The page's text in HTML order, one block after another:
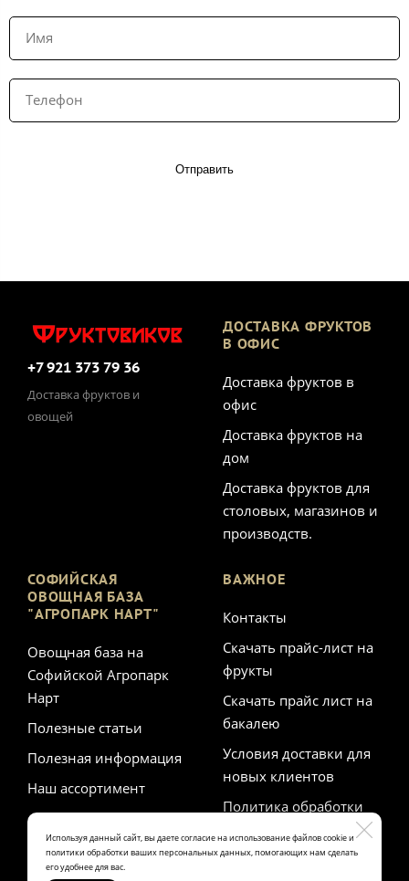
Используя данный сайт, вы даете согласие на использование файлов cookie и
политики обработки ваших персональных данных, помогающих нам сделать
его удобнее для вас.
Отправить
+7 921 373 79 36
Доставка фруктов и
овощей
ДОСТАВКА ФРУКТОВ
В ОФИС
Доставка фруктов в
офис
Доставка фруктов на
дом
Доставка фруктов для
столовых, магазинов и
производств.
СОФИЙСКАЯ
ОВОЩНАЯ БАЗА
"АГРОПАРК НАРТ"
Овощная база на
Софийской Агропарк
Нарт
Полезные статьи
Полезная информация
Наш ассортимент
ВАЖНОЕ
Контакты
Скачать прайс-лист на
фрукты
Скачать прайс лист на
бакалею
Условия доставки для
новых клиентов
Политика обработки
персональных данных